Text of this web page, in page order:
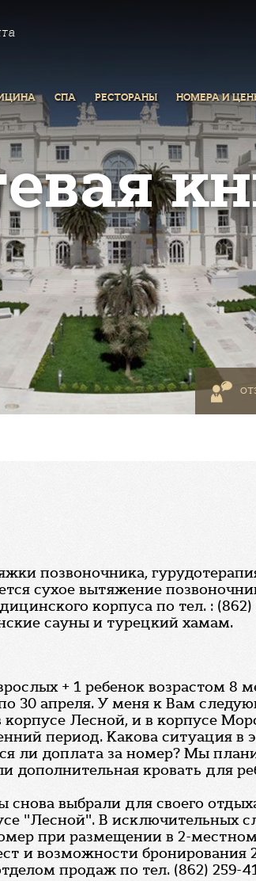
СПА РЕСТОРАНЫ НОМЕРА И
позвоночника,
сухое вытяжение
корпуса по тел. :
сауны и турецкий хамам.
+ 1 ребенок возрастом 8
30 апреля. У меня к Вам
Лесной, и в корпусе
период. Какова ситуация в
ли доплата за номер? Мы
дополнительная кровать для
выбрали для своего
"Лесной". В исключительных
при размещении в 2-
и возможности
продаж по тел. (862) 259-